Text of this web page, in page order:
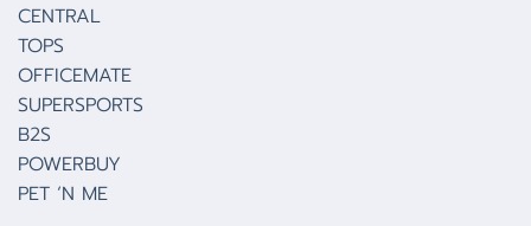
CENTRAL
TOPS
OFFICEMATE
SUPERSPORTS
B2S
POWERBUY
PET ‘N ME